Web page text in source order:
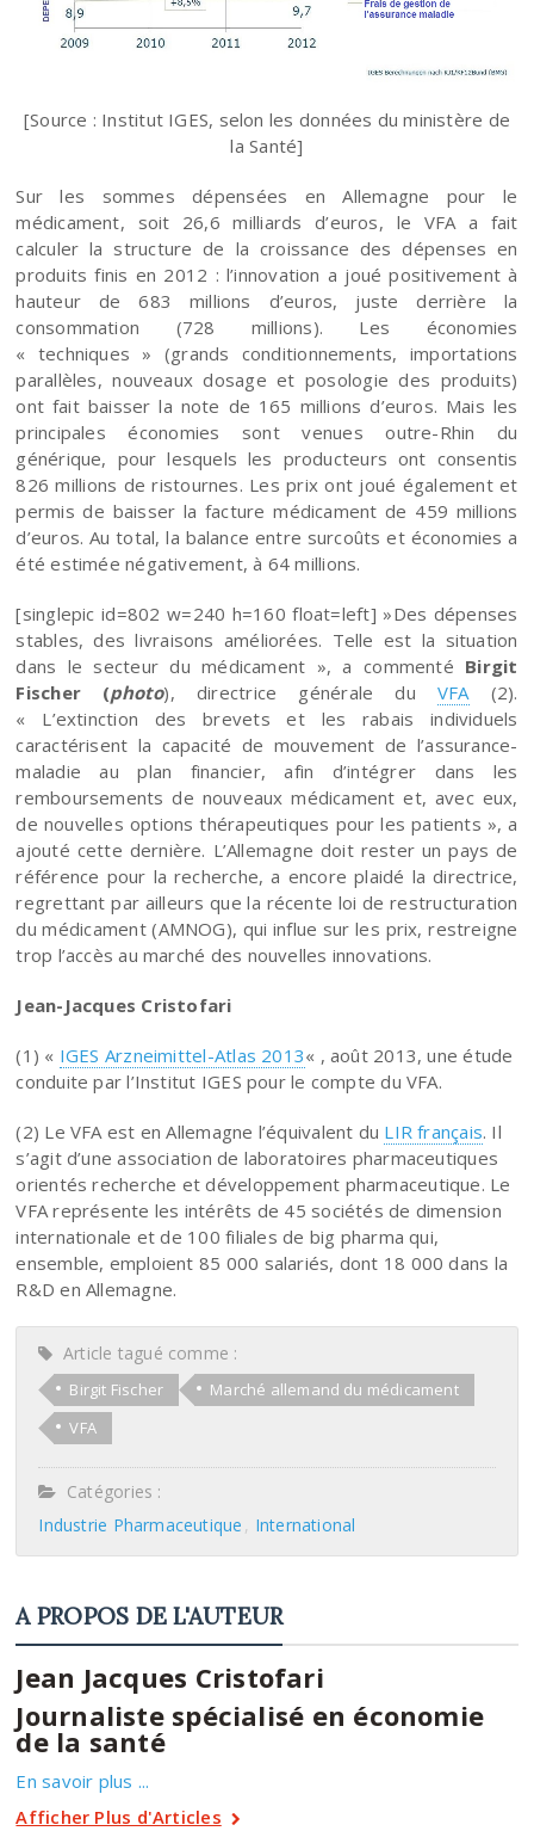
[Source : Institut IGES, selon les données du ministère de
la Santé]
Sur les sommes dépensées en Allemagne pour le
médicament, soit 26,6 milliards d’euros, le VFA a fait
calculer la structure de la croissance des dépenses en
produits finis en 2012 : l’innovation a joué positivement à
hauteur de 683 millions d’euros, juste derrière la
consommation (728 millions). Les économies
« techniques » (grands conditionnements, importations
parallèles, nouveaux dosage et posologie des produits)
ont fait baisser la note de 165 millions d’euros. Mais les
principales économies sont venues outre-Rhin du
générique, pour lesquels les producteurs ont consentis
826 millions de ristournes. Les prix ont joué également et
permis de baisser la facture médicament de 459 millions
d’euros. Au total, la balance entre surcoûts et économies a
été estimée négativement, à 64 millions.
[singlepic id=802 w=240 h=160 float=left] »Des dépenses
stables, des livraisons améliorées. Telle est la situation
dans le secteur du médicament », a commenté Birgit
Fischer (photo), directrice générale du VFA (2).
« L’extinction des brevets et les rabais individuels
caractérisent la capacité de mouvement de l’assurance-
maladie au plan financier, afin d’intégrer dans les
remboursements de nouveaux médicament et, avec eux,
de nouvelles options thérapeutiques pour les patients », a
ajouté cette dernière. L’Allemagne doit rester un pays de
référence pour la recherche, a encore plaidé la directrice,
regrettant par ailleurs que la récente loi de restructuration
du médicament (AMNOG), qui influe sur les prix, restreigne
trop l’accès au marché des nouvelles innovations.
Jean-Jacques Cristofari
(1) « IGES Arzneimittel-Atlas 2013« , août 2013, une étude
conduite par l’Institut IGES pour le compte du VFA.
(2) Le VFA est en Allemagne l’équivalent du LIR français. Il
s’agit d’une association de laboratoires pharmaceutiques
orientés recherche et développement pharmaceutique. Le
VFA représente les intérêts de 45 sociétés de dimension
internationale et de 100 filiales de big pharma qui,
ensemble, emploient 85 000 salariés, dont 18 000 dans la
R&D en Allemagne.
Article tagué comme :
Birgit Fischer
Marché allemand du médicament
VFA
Catégories :
Industrie Pharmaceutique
International
A PROPOS DE L'AUTEUR
Jean Jacques Cristofari
Journaliste spécialisé en économie
de la santé
En savoir plus ...
Afficher Plus d'Articles